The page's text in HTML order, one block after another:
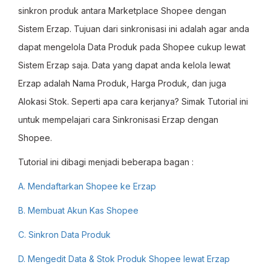
sinkron produk antara Marketplace Shopee dengan
Sistem Erzap. Tujuan dari sinkronisasi ini adalah agar anda
dapat mengelola Data Produk pada Shopee cukup lewat
Sistem Erzap saja. Data yang dapat anda kelola lewat
Erzap adalah Nama Produk, Harga Produk, dan juga
Alokasi Stok. Seperti apa cara kerjanya? Simak Tutorial ini
untuk mempelajari cara Sinkronisasi Erzap dengan
Shopee.
Tutorial ini dibagi menjadi beberapa bagan :
A. Mendaftarkan Shopee ke Erzap
B. Membuat Akun Kas Shopee
C. Sinkron Data Produk
D. Mengedit Data & Stok Produk Shopee lewat Erzap